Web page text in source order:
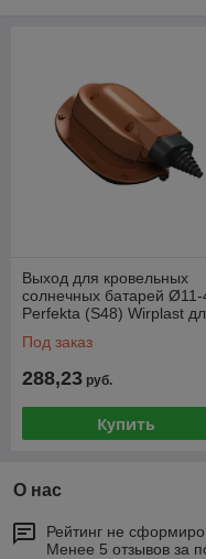
Выход для кровельных
солнечных батарей Ø11-
Perfekta (S48) Wirplast
профнастилов
Под заказ
288,23 руб.
Купить
О нас
Рейтинг не
Менее 5 отзывов за